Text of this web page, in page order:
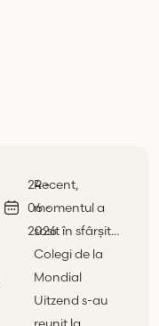
24 -
06 -
2026
Recent,
momentul a
sosit în sfârșit...
Colegi de la
Mondial
Uitzend s-au